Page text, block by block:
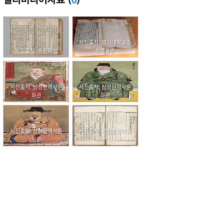
사진출처: 수원화성
사진출처: 경기대학교소
성박물관
사진출처: 삼성현역사문
화관
사진출처: 삼성현역사문
화관
사진출처: 삼성현역사문
화관
사진출처: 국립중앙박물
관